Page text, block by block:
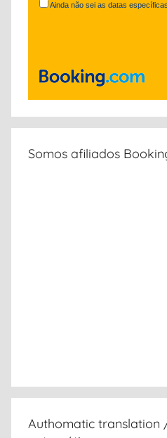
Ainda não sei as datas
Somos afiliados
Authomatic translation